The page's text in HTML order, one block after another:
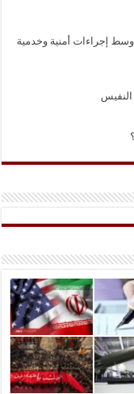
وسط إجراءات أمنية وخدمية